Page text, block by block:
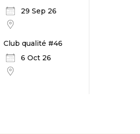
29 Sep 26
Club qualité #46
6 Oct 26